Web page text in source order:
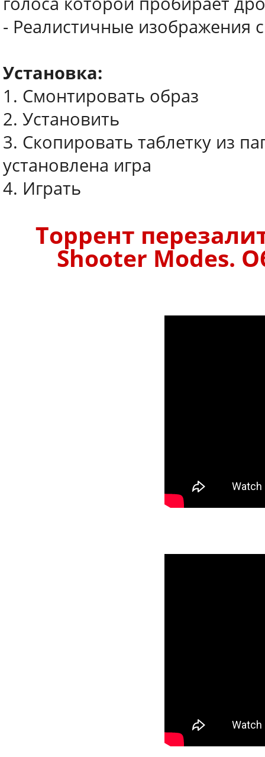
- Реалистичные изображения
Установка:
1. Смонтировать образ
2. Установить
3. Скопировать таблетку из
установлена игра
4. Играть
Торрент
Shooter Modes.